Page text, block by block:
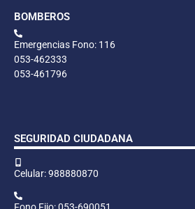
BOMBEROS
Emergencias Fono: 116
053-462333
053-461796
SEGURIDAD CIUDADANA
Celular: 988880870
Fono Fijo: 053-690051